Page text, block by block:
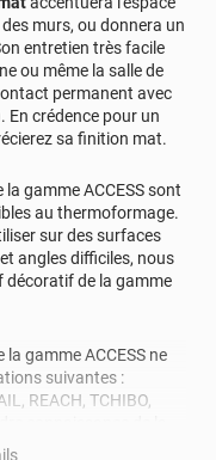
murs, ou donnera un
entretien très facile
ou même la salle de
permanent avec
En crédence pour un
sa finition mat.
gamme ACCESS sont
au thermoformage.
sur des surfaces
angles difficiles, nous
de la gamme
gamme ACCESS ne
suivantes :
REACH, TCHIBO,
pour toutes